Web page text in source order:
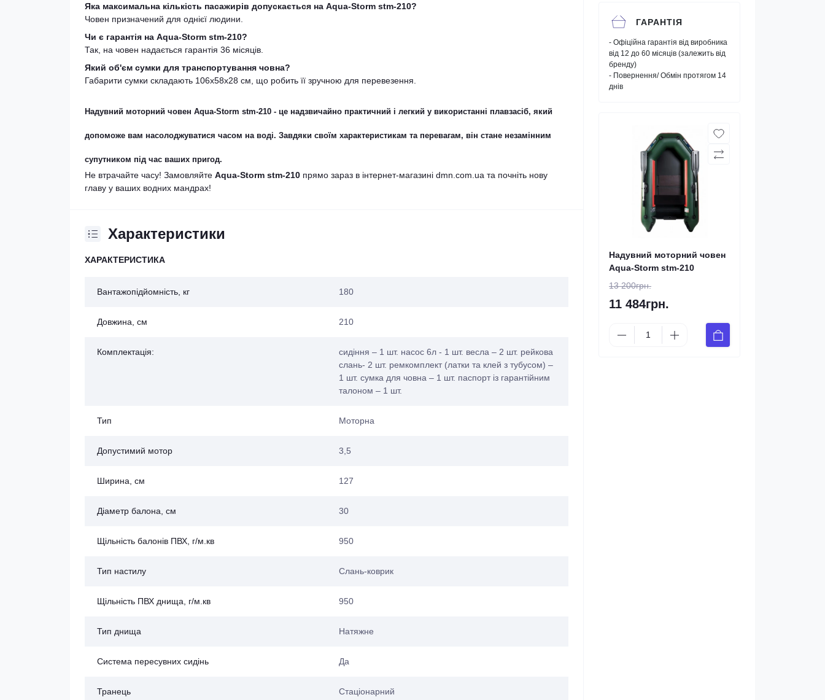
Яка максимальна кількість пасажирів допускається на Aqua-Storm stm-210?
Човен призначений для однієї людини.
Чи є гарантія на Aqua-Storm stm-210?
Так, на човен надається гарантія 36 місяців.
Який об'єм сумки для транспортування човна?
Габарити сумки складають 106х58х28 см, що робить її зручною для перевезення.
Надувний моторний човен Aqua-Storm stm-210 - це надзвичайно практичний і легкий у використанні плавзасіб, який
допоможе вам насолоджуватися часом на воді. Завдяки своїм характеристикам та перевагам, він стане незамінним
супутником під час ваших пригод.
Не втрачайте часу! Замовляйте Aqua-Storm stm-210 прямо зараз в інтернет-магазині dmn.com.ua та почніть нову
главу у ваших водних мандрах!
Характеристики
ХАРАКТЕРИСТИКА
Вантажопідйомність, кг 180
Довжина, см 210
Комплектація:
сидіння – 1 шт. насос 6л - 1 шт. весла – 2 шт. рейкова
слань- 2 шт. ремкомплект (латки та клей з тубусом) –
1 шт. сумка для човна – 1 шт. паспорт із гарантійним
талоном – 1 шт.
Тип Моторна
Допустимий мотор 3,5
Ширина, см 127
Діаметр балона, см 30
Щільність балонів ПВХ, г/м.кв 950
Тип настилу Слань-коврик
Щільність ПВХ днища, г/м.кв 950
Тип днища Натяжне
Система пересувних сидінь Да
Транець Стаціонарний
ГАРАНТІЯ
- Офіційна гарантія від виробника
від 12 до 60 місяців (залежить від
бренду)
- Повернення/ Обмін протягом 14
днів
Надувний моторний човен
Aqua-Storm stm-210
13 200грн.
11 484грн.